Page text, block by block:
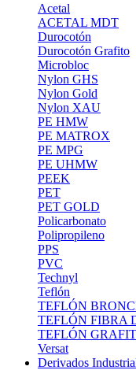
Acetal
ACETAL MDT
Durocotón
Durocotón Grafito
Microbloc
Nylon GHS
Nylon Gold
Nylon XAU
PE HMW
PE MATROX
PE MPG
PE UHMW
PEEK
PET
PET GOLD
Policarbonato
Polipropileno
PPS
PVC
Technyl
Teflón
TEFLÓN
TEFLÓN FIBRA
TEFLÓN
Versat
Derivados